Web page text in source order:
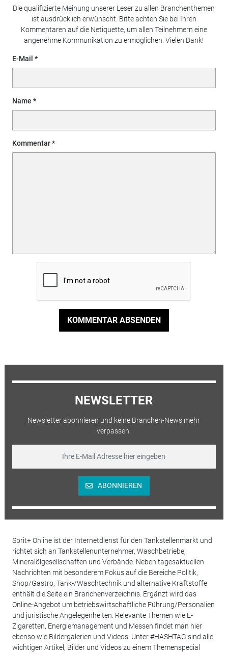
Die qualifizierte Meinung unserer Leser zu allen Branchenthemen
ist ausdrücklich erwünscht. Bitte achten Sie bei Ihren
Kommentaren auf die Netiquette, um allen Teilnehmern eine
angenehme Kommunikation zu ermöglichen. Vielen Dank!
E-Mail
Name
Kommentar
KOMMENTAR ABSENDEN
NEWSLETTER
Newsletter abonnieren und keine Branchen-News mehr
verpassen.
ABONNIEREN
Sprit+ Online ist der Internetdienst für den Tankstellenmarkt und
richtet sich an Tankstellenunternehmer, Waschbetriebe,
Mineralölgesellschaften und Verbände. Neben tagesaktuellen
Nachrichten mit besonderem Fokus auf die Bereiche Politik,
Shop/Gastro, Tank-/Waschtechnik und alternative Kraftstoffe
enthält die Seite ein Branchenverzeichnis. Ergänzt wird das
Online-Angebot um betriebswirtschaftliche Führung/Personalien
und juristische Angelegenheiten. Relevante Themen wie E-
Zigaretten, Energiemanagement und Messen findet man hier
ebenso wie Bildergalerien und Videos. Unter #HASHTAG sind alle
wichtigen Artikel, Bilder und Videos zu einem Themenspecial